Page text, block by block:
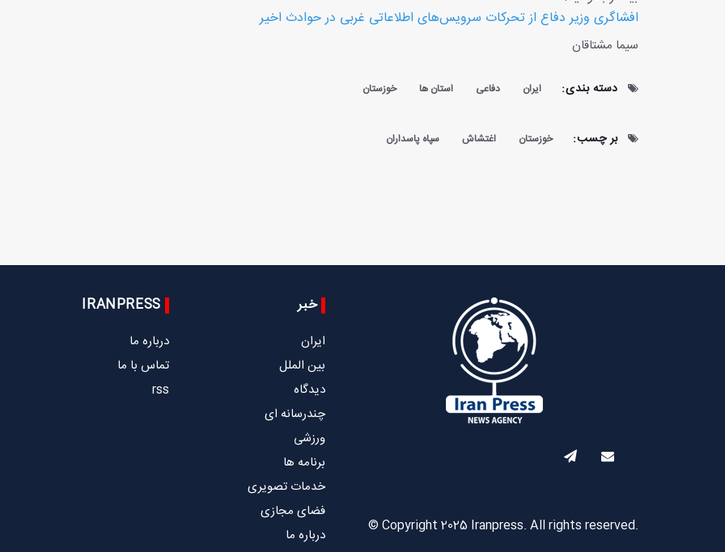
افشاگری وزیر دفاع از تحرکات سرویس‌های اطلاعاتی غربی در حوادث اخیر
سیما مشتاقان
دسته بندی: ایران دفاعی استان ها خوزستان
بر چسب: خوزستان اغتشاش سپاه پاسداران
© Copyright 2025 Iranpress. All rights reserved.
خبر
ایران
بین الملل
دیدگاه
چندرسانه ای
ورزشی
برنامه ها
خدمات تصویری
فضای مجازی
درباره ما
IRANPRESS
درباره ما
تماس با ما
rss